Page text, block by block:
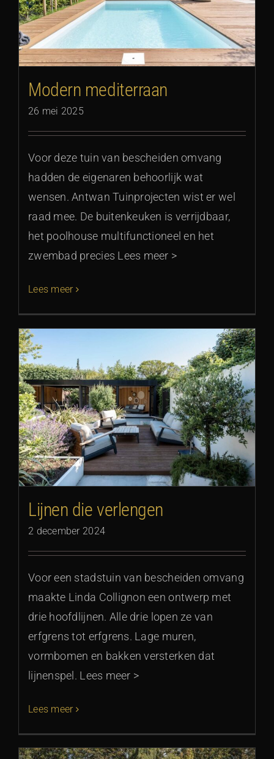
Modern mediterraan
26 mei 2025
Voor deze tuin van bescheiden omvang
hadden de eigenaren behoorlijk wat
wensen. Antwan Tuinprojecten wist er wel
raad mee. De buitenkeuken is verrijdbaar,
het poolhouse multifunctioneel en het
zwembad precies Lees meer >
Lees meer
Lijnen die verlengen
2 december 2024
Voor een stadstuin van bescheiden omvang
maakte Linda Collignon een ontwerp met
drie hoofdlijnen. Alle drie lopen ze van
erfgrens tot erfgrens. Lage muren,
vormbomen en bakken versterken dat
lijnenspel. Lees meer >
Lees meer